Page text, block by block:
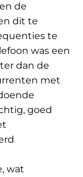
de
dit te
te
was een
dan de
met
goed
wat